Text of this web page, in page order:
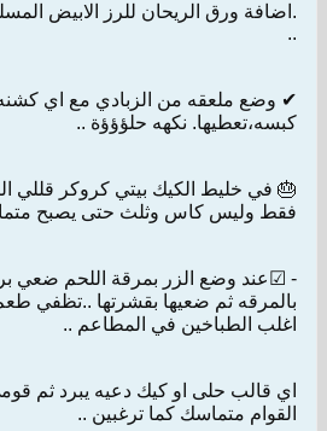
.اضافة ورق الريحان للرز الابيض
..
✔ وضع ملعقه من الزبادي مع اي كشنه
كبسه،تعطيها. نكهه حلؤؤؤة ..
🎂 في خليط الكيك بيتي كروكر قللي
فقط وليس كاس وثلث حتى يصبح
- ☑عند وضع الزر بمرقة اللحم ضعي
بالمرقه ثم ضعيها بقشرتها ..تظفي
اغلب الطباخين في المطاعم ..
اي قالب حلى او كيك دعيه يبرد ثم
القوام متماسك كما ترغبين ..